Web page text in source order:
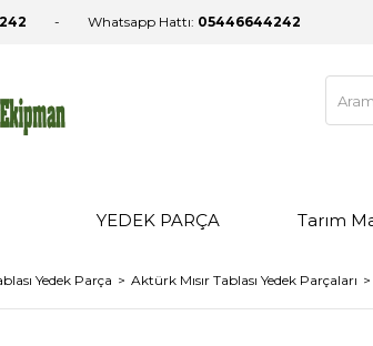
Whatsapp Hattı: 05446644242
YEDEK PARÇA Tarım
Yedek Parça Aktürk Mısır Tablası Yedek Parçaları